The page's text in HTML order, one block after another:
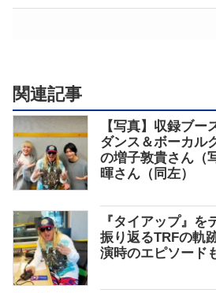
関連記事
【写真】収録ブー
ダンス＆ボーカル
の増子敦貴さん（
暉さん（同左）
『タイアップ』
振り返るTRFの軌
演時のエピソード